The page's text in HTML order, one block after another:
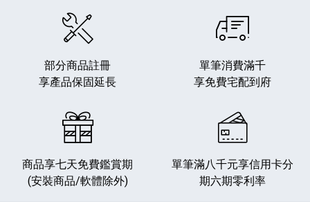
部分商品註冊
享產品保固延長
單筆消費滿千
享免費宅配到府
商品享七天免費鑑賞期
(安裝商品/軟體除外)
單筆滿八千元享信用卡分
期六期零利率